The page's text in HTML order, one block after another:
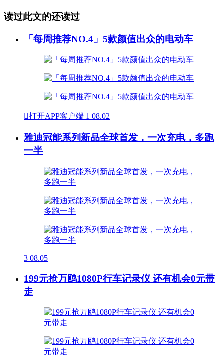
读过此文的还读过
「每周推荐NO.4」5款颜值出众的电动车
打开APP客户端 1 08.02
雅迪冠能系列新品全球首发，一次充电，多跑
一半
3 08.05
199元抢万鸥1080P行车记录仪 还有机会0元带
走